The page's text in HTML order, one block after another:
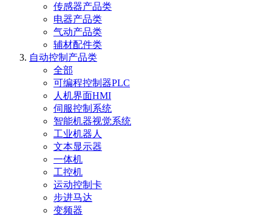
传感器产品类
电器产品类
气动产品类
辅材配件类
自动控制产品类
全部
可编程控制器PLC
人机界面HMI
伺服控制系统
智能机器视觉系统
工业机器人
文本显示器
一体机
工控机
运动控制卡
步进马达
变频器